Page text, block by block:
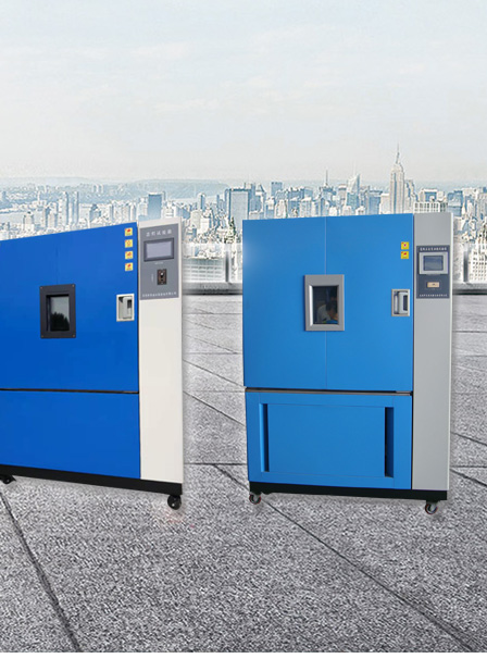
0510-83263008 / 83263018
設(shè)備 真空設(shè)備砂塵試驗(yàn)箱
箱、溫濕度試驗(yàn)箱